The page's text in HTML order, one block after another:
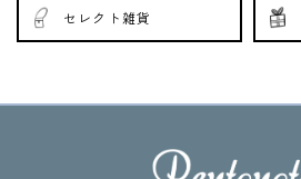
セレクト雑貨